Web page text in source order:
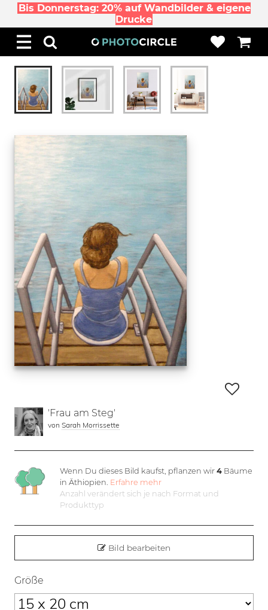
Bis Donnerstag: 20% auf Wandbilder & eigene
Drucke
'Frau am Steg'
von Sarah Morrissette
Wenn Du dieses Bild kaufst, pflanzen wir4 Bäume
in Äthiopien. Erfahre mehr
Anzahl verändert sich je nach Format und
Produkttyp
Bild bearbeiten
Größe